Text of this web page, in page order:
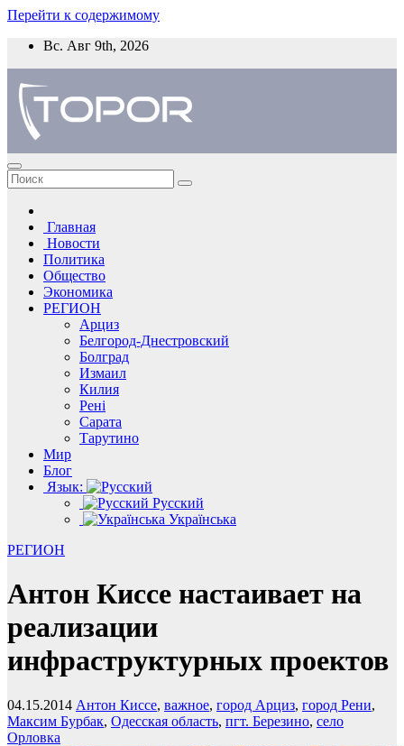
Перейти к содержимому
Вс. Авг 9th, 2026
Главная
Новости
Политика
Общество
Экономика
РЕГИОН
Арциз
Белгород-Днестровский
Болград
Измаил
Килия
Рені
Сарата
Тарутино
Мир
Блог
Язык:
Русский
Українська
РЕГИОН
Антон Киссе настаивает на
реализации
инфраструктурных проектов
04.15.2014 Антон Киссе, важное, город Арциз, город Рени,
Максим Бурбак, Одесская область, пгт. Березино, село
Орловка